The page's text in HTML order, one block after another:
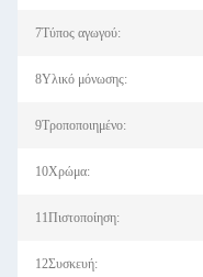
7Τύπος αγωγού:
8Υλικό μόνωσης:
9Τροποποιημένο:
10Χρώμα:
11Πιστοποίηση:
12Συσκευή: